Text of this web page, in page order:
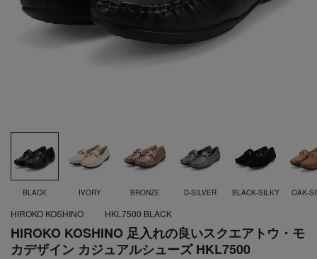
BLACK IVORY BRONZE D-SILVER BLACK-SILKY OAK-
HIROKO KOSHINO 足入れの良いスクエアトウ・モ
カデザイン カジュアルシューズ HKL7500
HIROKO KOSHINO HKL7500 BLACK